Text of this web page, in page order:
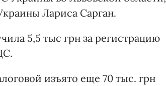
Лариса Сарган.
5,5 тыс грн за регистрацию
изъято еще 70 тыс. грн